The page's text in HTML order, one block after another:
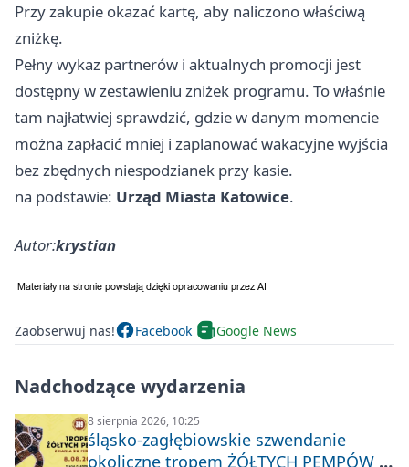
Przy zakupie okazać kartę, aby naliczono właściwą
zniżkę.
Pełny wykaz partnerów i aktualnych promocji jest
dostępny w zestawieniu zniżek programu. To właśnie
tam najłatwiej sprawdzić, gdzie w danym momencie
można zapłacić mniej i zaplanować wakacyjne wyjścia
bez zbędnych niespodzianek przy kasie.
na podstawie: Urząd Miasta Katowice.
Autor:krystian
Zaobserwuj nas! Facebook Google News
Nadchodzące wydarzenia
8 sierpnia 2026, 10:25
śląsko-zagłębiowskie szwendanie
okoliczne tropem ŻÓŁTYCH PEMPÓW z